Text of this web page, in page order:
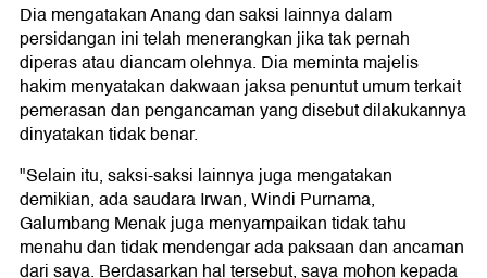
Dia mengatakan Anang dan saksi lainnya dalam
persidangan ini telah menerangkan jika tak pernah
diperas atau diancam olehnya. Dia meminta majelis
hakim menyatakan dakwaan jaksa penuntut umum terkait
pemerasan dan pengancaman yang disebut dilakukannya
dinyatakan tidak benar.
"Selain itu, saksi-saksi lainnya juga mengatakan
demikian, ada saudara Irwan, Windi Purnama,
Galumbang Menak juga menyampaikan tidak tahu
menahu dan tidak mendengar ada paksaan dan ancaman
dari saya. Berdasarkan hal tersebut, saya mohon kepada